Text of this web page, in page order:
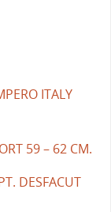
ITALY
59 – 62 CM.
DESFACUT